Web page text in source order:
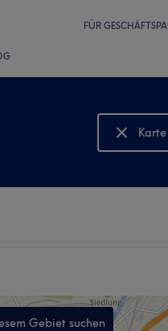
FÜR
Gebiet suchen